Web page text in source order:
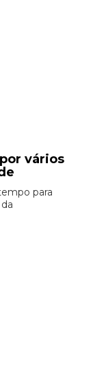
vários
para